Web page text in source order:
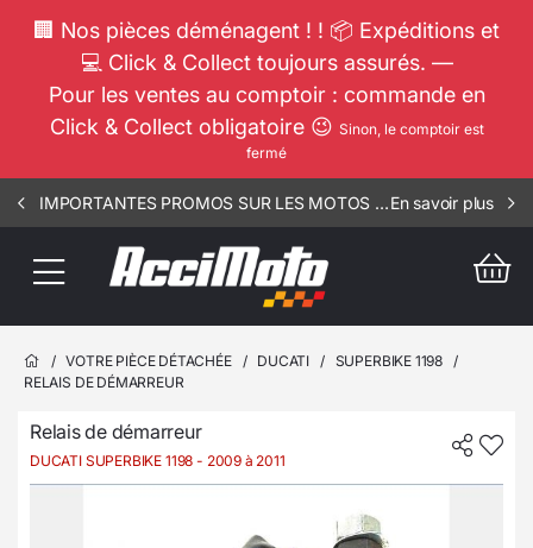
🏢 Nos pièces déménagent ! ! 📦 Expéditions et
💻 Click & Collect toujours assurés. —
Pour les ventes au comptoir : commande en
Click & Collect obligatoire 😉 Sinon, le comptoir est
fermé
IMPORTANTES PROMOS SUR LES MOTOS COMPLETES !!! CONSULTEZ NOS ANNONCES ----- SCOOT - RIV - 3106En savoir plus
/ VOTRE PIÈCE DÉTACHÉE / DUCATI / SUPERBIKE 1198
/
RELAIS DE DÉMARREUR
Relais de démarreur
DUCATI SUPERBIKE 1198 - 2009 à 2011